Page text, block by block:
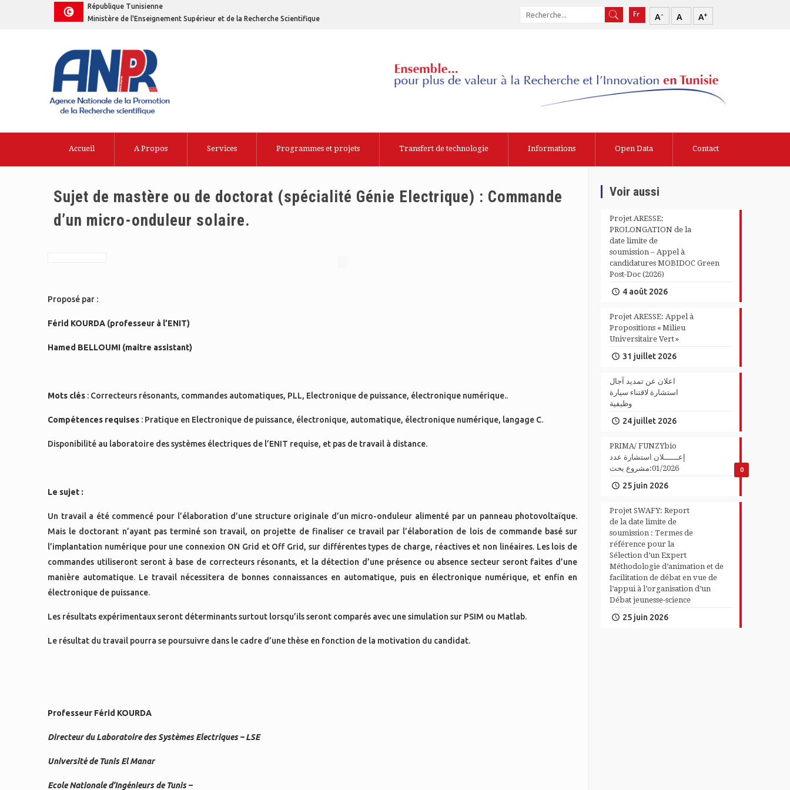
République Tunisienne
Ministère de l'Enseignement Supérieur et de la Recherche Scientifique
A- A A+
Accueil A Propos Services Programmes et projets Transfert de technologie Informations Open Data Contact
Sujet de mastère ou de doctorat (spécialité Génie Electrique) : Commande
d’un micro-onduleur solaire.
Proposé par :
Férid KOURDA (professeur à l’ENIT)
Hamed BELLOUMI (maitre assistant)
Mots clés : Correcteurs résonants, commandes automatiques, PLL, Electronique de puissance, électronique numérique..
Compétences requises : Pratique en Electronique de puissance, électronique, automatique, électronique numérique, langage C.
Disponibilité au laboratoire des systèmes électriques de l’ENIT requise, et pas de travail à distance.
Le sujet :
Un travail a été commencé pour l’élaboration d’une structure originale d’un micro-onduleur alimenté par un panneau photovoltaïque.
Mais le doctorant n’ayant pas terminé son travail, on projette de finaliser ce travail par l’élaboration de lois de commande basé sur
l’implantation numérique pour une connexion ON Grid et Off Grid, sur différentes types de charge, réactives et non linéaires. Les lois de
commandes utiliseront seront à base de correcteurs résonants, et la détection d’une présence ou absence secteur seront faites d’une
manière automatique. Le travail nécessitera de bonnes connaissances en automatique, puis en électronique numérique, et enfin en
électronique de puissance.
Les résultats expérimentaux seront déterminants surtout lorsqu’ils seront comparés avec une simulation sur PSIM ou Matlab.
Le résultat du travail pourra se poursuivre dans le cadre d’une thèse en fonction de la motivation du candidat.
Professeur Férid KOURDA
Directeur du Laboratoire des Systèmes Electriques – LSE
Université de Tunis El Manar
Ecole Nationale d’Ingénieurs de Tunis –
Voir aussi
Projet ARESSE:
PROLONGATION de la
date limite de
soumission – Appel à
candidatures MOBIDOC Green
Post-Doc (2026)
4 août 2026
Projet ARESSE: Appel à
Propositions « Milieu
Universitaire Vert »
31 juillet 2026
اعلان عن تمديد آجال
استشارة لاقتناء سيارة
وظيفية
24 juillet 2026
0
PRIMA/ FUNZYbio
إعــــــلان استشارة عدد
01/2026:مشروع بحث
25 juin 2026
Projet SWAFY: Report
de la date limite de
soumission : Termes de
référence pour la
Sélection d’un Expert
Méthodologie d’animation et de
facilitation de débat en vue de
l’appui à l’organisation d’un
Débat jeunesse-science
25 juin 2026